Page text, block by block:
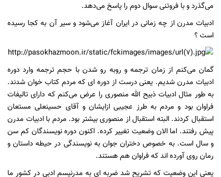
می‌گذرد و با فروتنی سوال دوم را پاسخ می‌دهد.
ادبیات مدرن از چه زمانی در ایران آغاز می‌شود و سیر آن به کجا رسیده
است ؟
گمان می‌کنم از زمان ترجمه و روبه رو شدن با حجم ترجمه وارد دوره
ادبیات مدرن شدیم. یعنی درست از دوره ای که مردم کتاب خوان شدند.
به طور مثال ادبیات ذبیح الله منصوری را عرض می‌کنم که دارای تالیفات
فراوان بود و مردم به طرز عجیبی ازایشان و آقای حسینعلی مستعان
استقبال کردند. البته استقبال از منصوری بیشتر بود. مردم با ادبیات مدرن
پیش رفتند. اما الان وضعیت تغییر کرده. اکنون دوره نویسندگان کم سن
و سال است. به خصوص دختران جوان به نویسندگی در حیطه داستان و
رمان روی آورده اند که فراوان هم هستند.
یعنی این وضعیت که تشریح شد ضربه ای به مدرنیسم ادبی در کشور ما